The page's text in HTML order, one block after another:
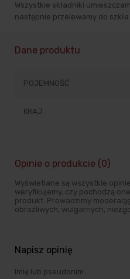
Wszystkie składniki
następnie przelewamy do
Dane produktu
POJEMNOŚĆ
KRAJ
Opinie o produkcie (0)
Wyświetlane są wszystkie
weryfikujemy, czy pochodzą
produkt. Prowadzimy
obraźliwych, wulgarnych,
Napisz opinię
Imię lub pseudonim